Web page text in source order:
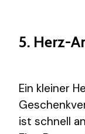
5. Herz-
Ein kleiner
ist schnell